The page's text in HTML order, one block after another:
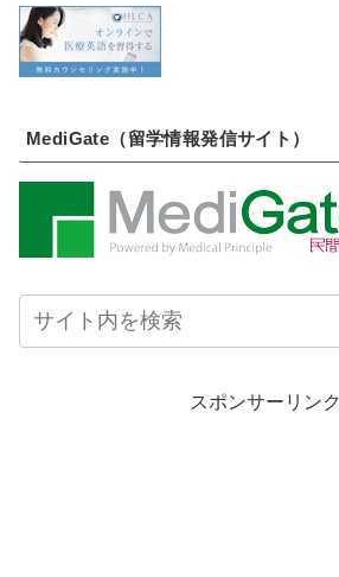
MediGate（留学情報発信サイト）
スポンサーリンク